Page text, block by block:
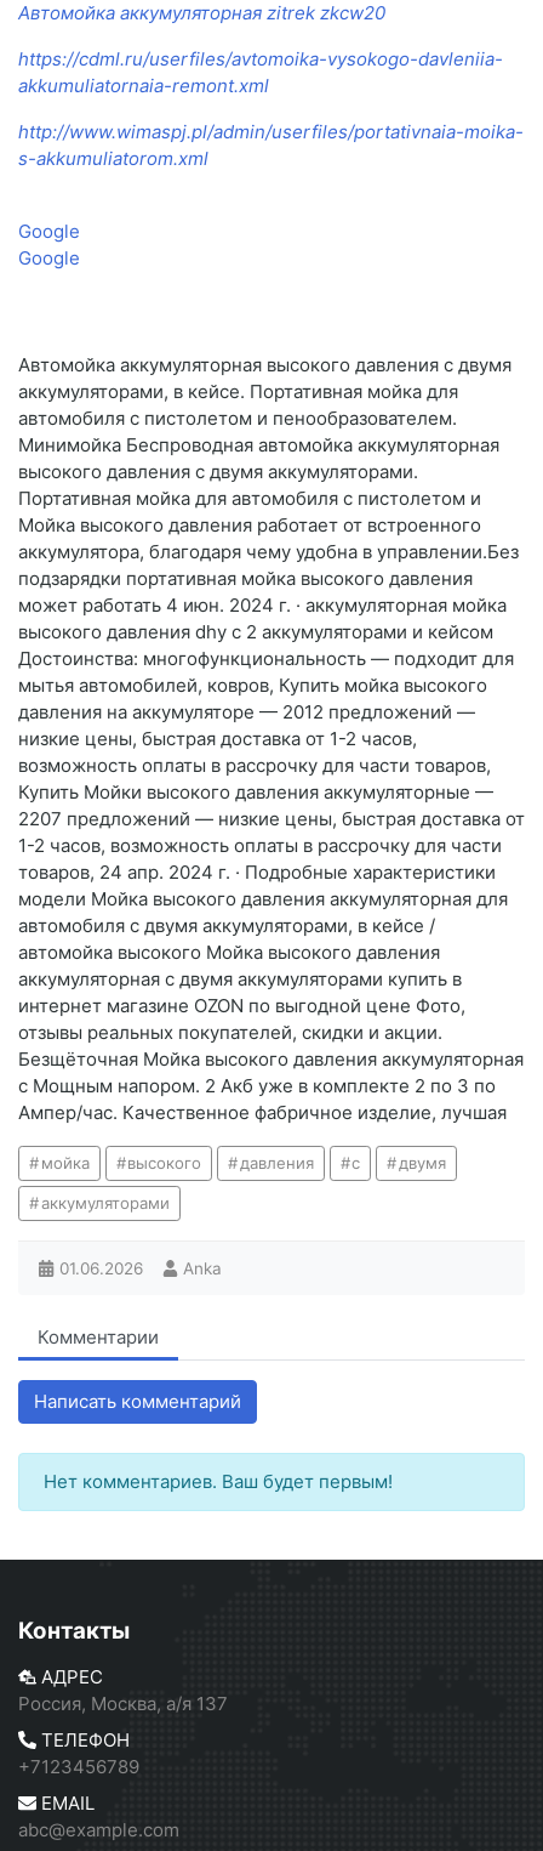
Автомойка аккумуляторная zitrek zkcw20
https://cdml.ru/userfiles/avtomoika-vysokogo-davleniia-
akkumuliatornaia-remont.xml
http://www.wimaspj.pl/admin/userfiles/portativnaia-moika-
s-akkumuliatorom.xml
Google
Google
Автомойка аккумуляторная высокого давления с двумя
аккумуляторами, в кейсе. Портативная мойка для
автомобиля с пистолетом и пенообразователем.
Минимойка Беспроводная автомойка аккумуляторная
высокого давления с двумя аккумуляторами.
Портативная мойка для автомобиля с пистолетом и
Мойка высокого давления работает от встроенного
аккумулятора, благодаря чему удобна в управлении.Без
подзарядки портативная мойка высокого давления
может работать 4 июн. 2024 г. · аккумуляторная мойка
высокого давления dhy с 2 аккумуляторами и кейсом
Достоинства: многофункциональность — подходит для
мытья автомобилей, ковров, Купить мойка высокого
давления на аккумуляторе — 2012 предложений —
низкие цены, быстрая доставка от 1-2 часов,
возможность оплаты в рассрочку для части товаров,
Купить Мойки высокого давления аккумуляторные —
2207 предложений — низкие цены, быстрая доставка от
1-2 часов, возможность оплаты в рассрочку для части
товаров, 24 апр. 2024 г. · Подробные характеристики
модели Мойка высокого давления аккумуляторная для
автомобиля с двумя аккумуляторами, в кейсе /
автомойка высокого Мойка высокого давления
аккумуляторная с двумя аккумуляторами купить в
интернет магазине OZON по выгодной цене Фото,
отзывы реальных покупателей, скидки и акции.
Безщёточная Мойка высокого давления аккумуляторная
с Мощным напором. 2 Акб уже в комплекте 2 по 3 по
Ампер/час. Качественное фабричное изделие, лучшая
мойка высокого давления с двумя
аккумуляторами
01.06.2026 Anka
Комментарии
Написать комментарий
Нет комментариев. Ваш будет первым!
Контакты
АДРЕС
Россия, Москва, а/я 137
ТЕЛЕФОН
+7123456789
EMAIL
abc@example.com